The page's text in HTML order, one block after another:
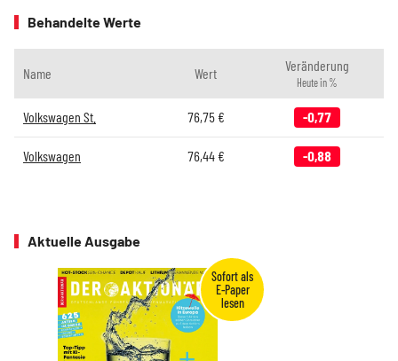
Behandelte Werte
Name Wert Veränderung
Heute in %
Volkswagen St. 76,75€ -0,77
Volkswagen 76,44€ -0,88
Aktuelle Ausgabe